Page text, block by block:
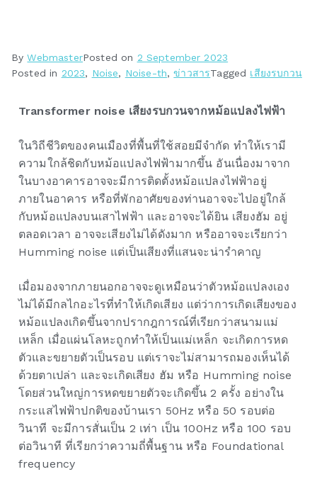
ByWebmasterPosted on 2 September 2023
Posted in 2023, Noise, Noise-th,ข่าวสารTagged เสียงรบกวน
Transformer noise เสียงรบกวนจากหม้อแปลงไฟฟ้า
ในวิถีชีวิตของคนเมืองที่พื้นที่ใช้สอยมีจำกัด ทำให้เรามี
ความใกล้ชิดกับหม้อแปลงไฟฟ้ามากขึ้น อันเนื่องมาจาก
ในบางอาคารอาจจะมีการติดตั้งหม้อแปลงไฟฟ้าอยู่
ภายในอาคาร หรือที่พักอาศัยของท่านอาจจะไปอยู่ใกล้
กับหม้อแปลงบนเสาไฟฟ้า และอาจจะได้ยิน เสียงฮัม อยู่
ตลอดเวลา อาจจะเสียงไม่ได้ดังมาก หรืออาจจะเรียกว่า
Humming noise แต่เป็นเสียงที่แสนจะน่ารำคาญ
เมื่อมองจากภายนอกอาจจะดูเหมือนว่าตัวหม้อแปลงเอง
ไม่ได้มีกลไกอะไรที่ทำให้เกิดเสียง แต่ว่าการเกิดเสียงของ
หม้อแปลงเกิดขึ้นจากปรากฎการณ์ที่เรียกว่าสนามแม่
เหล็ก เมื่อแผ่นโลหะถูกทำให้เป็นแม่เหล็ก จะเกิดการหด
ตัวและขยายตัวเป็นรอบ แต่เราจะไม่สามารถมองเห็นได้
ด้วยตาเปล่า และจะเกิดเสียง ฮัม หรือ Humming noise
โดยส่วนใหญ่การหดขยายตัวจะเกิดขึ้น 2 ครั้ง อย่างใน
กระแสไฟฟ้าปกติของบ้านเรา 50Hz หรือ 50 รอบต่อ
วินาที จะมีการสั่นเป็น 2 เท่า เป็น 100Hz หรือ 100 รอบ
ต่อวินาที ที่เรียกว่าความถี่พื้นฐาน หรือ Foundational
frequency